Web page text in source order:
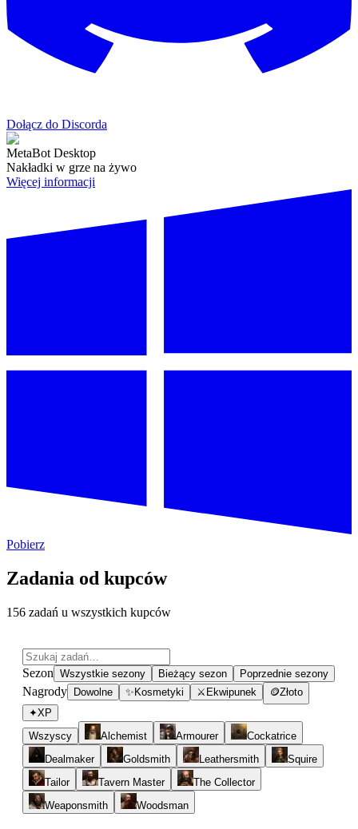
Dołącz do Discorda
MetaBot Desktop
Nakładki w grze na żywo
Więcej informacji
Pobierz
Zadania od kupców
156 zadań u wszystkich kupców
Sezon Wszystkie sezony Bieżący sezon Poprzednie sezony
Nagrody Dowolne ✨ Kosmetyki ⚔ Ekwipunek 🪙Złoto
✦XP
Wszyscy
Alchemist Armourer
Cockatrice
Dealmaker
Goldsmith Leathersmith
Squire
Tailor
Tavern Master
The Collector
Weaponsmith
Woodsman